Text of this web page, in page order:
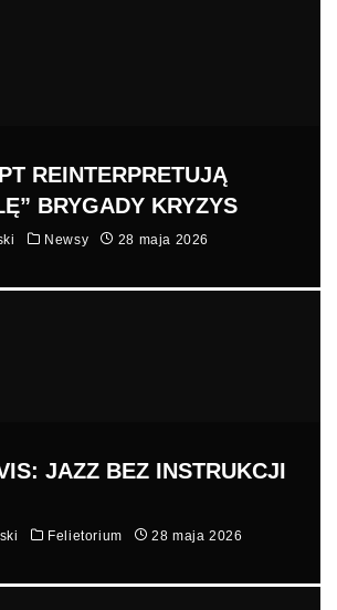
REINTERPRETUJĄ
BRYGADY KRYZYS
Newsy 28 maja 2026
JAZZ BEZ INSTRUKCJI
Felietorium 28 maja 2026